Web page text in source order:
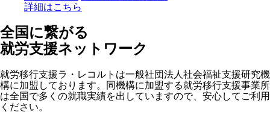
詳細はこちら
全国に繋がる
就労支援ネットワーク
就労移行支援ラ・レコルトは一般社団法人社会福祉支援研究機
構に加盟しております。同機構に加盟する就労移行支援事業所
は全国で多くの就職実績を出していますので、安心してご利用
ください。